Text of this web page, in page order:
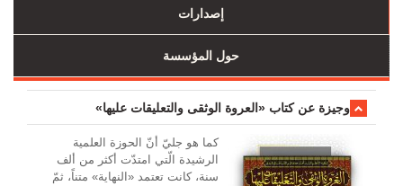
إصدارات
حول المؤسسة
وجیزة عن کتاب «العروة الوثقی والتعلیقات علیها»
کما هو جليّ أنّ الحوزة العلمیة
الرشیدة الّتي امتدّت أكثر من ألف
سنة، كانت تعتمد «النهاية» متناً، ثمّ